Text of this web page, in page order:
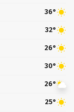
36°
32°
26°
30°
26°
25°